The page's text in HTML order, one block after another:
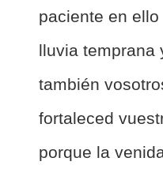
paciente en
lluvia temprana
también
fortaleced
porque la